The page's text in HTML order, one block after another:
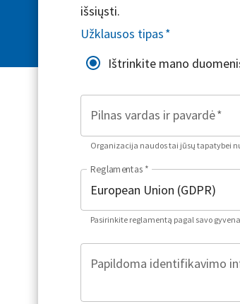
išsiųsti.
Užklausos tipas*
Ištrinkite mano
Pilnas vardas ir pavardė*
Organizacija naudos tai jūsų tapatybei
Reglamentas *
Pasirinkite reglamentą pagal savo
Papildoma identifikavimo